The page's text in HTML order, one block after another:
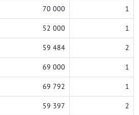
70 000 1
52 000 1
59 484 2
69 000 1
69 792 1
59 397 2